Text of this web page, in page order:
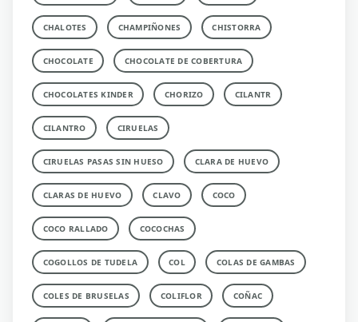
CHALOTES CHAMPIÑONES CHISTORRA
CHOCOLATE CHOCOLATE DE COBERTURA
CHOCOLATES KINDER CHORIZO CILANTR
CILANTRO CIRUELAS
CIRUELAS PASAS SIN HUESO CLARA DE HUEVO
CLARAS DE HUEVO CLAVO COCO
COCO RALLADO COCOCHAS
COGOLLOS DE TUDELA COL COLAS DE GAMBAS
COLES DE BRUSELAS COLIFLOR COÑAC